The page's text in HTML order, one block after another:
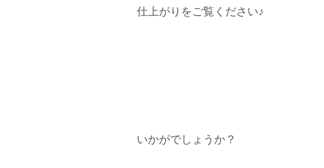
仕上がりをご覧ください♪
いかがでしょうか？